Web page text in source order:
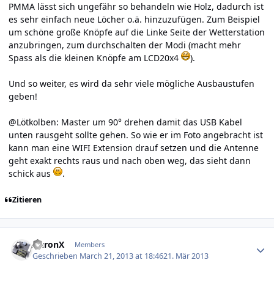
PMMA lässt sich ungefähr so behandeln wie Holz, dadurch ist
es sehr einfach neue Löcher o.ä. hinzuzufügen. Zum Beispiel
um schöne große Knöpfe auf die Linke Seite der Wetterstation
anzubringen, zum durchschalten der Modi (macht mehr
Spass als die kleinen Knöpfe am LCD20x4
).
Und so weiter, es wird da sehr viele mögliche Ausbaustufen
geben!
@Lötkolben: Master um 90° drehen damit das USB Kabel
unten rausgeht sollte gehen. So wie er im Foto angebracht ist
kann man eine WIFI Extension drauf setzen und die Antenne
geht exakt rechts raus und nach oben weg, das sieht dann
schick aus
.
Zitieren
AuronX Members
Geschrieben March 21, 2013 at 18:4621. Mär 2013